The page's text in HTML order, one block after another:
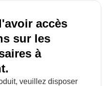
accès
sur les
à
veuillez disposer